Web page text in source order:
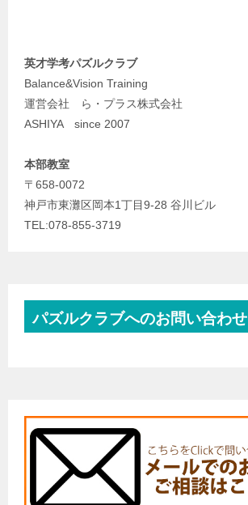
英才学考パズルクラブ
Balance&Vision Training
運営会社 ら・プラス株式会社
ASHIYA since 2007
本部教室
〒658-0072
神戸市東灘区岡本1丁目9-28 谷川ビル
TEL:078-855-3719
パズルクラブへのお問い合わせ